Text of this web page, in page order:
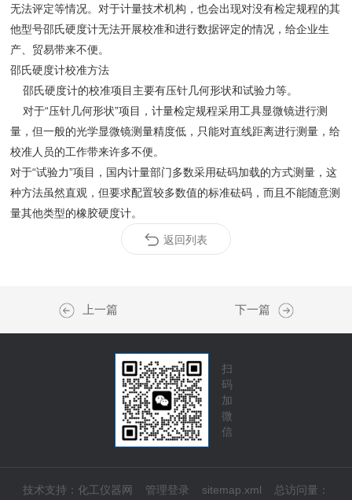
无法评定等情况。对于计量技术机构，也会出现对没有检定规程的其
他型号邵氏硬度计无法开展校准和进行数据评定的情况，给企业生
产、贸易带来不便。
邵氏硬度计校准方法
邵氏硬度计的校准项目主要有压针几何形状和试验力等。
对于“压针几何形状”项目，计量检定规程采用工具显微镜进行测
量，但一般的光学显微镜测量精度低，只能对直线距离进行测量，给
校准人员的工作带来许多不便。
对于“试验力”项目，国内计量部门多数采用砝码加载的方式测量，这
种方法虽然直观，但要求配置较多数值的标准砝码，而且不能随意测
量其他类型的橡胶硬度计。
返回列表
上一篇 下一篇
扫
码
加
微
信
技术支持： 化工仪器网 管理登录 sitemap.xml 总访问量：